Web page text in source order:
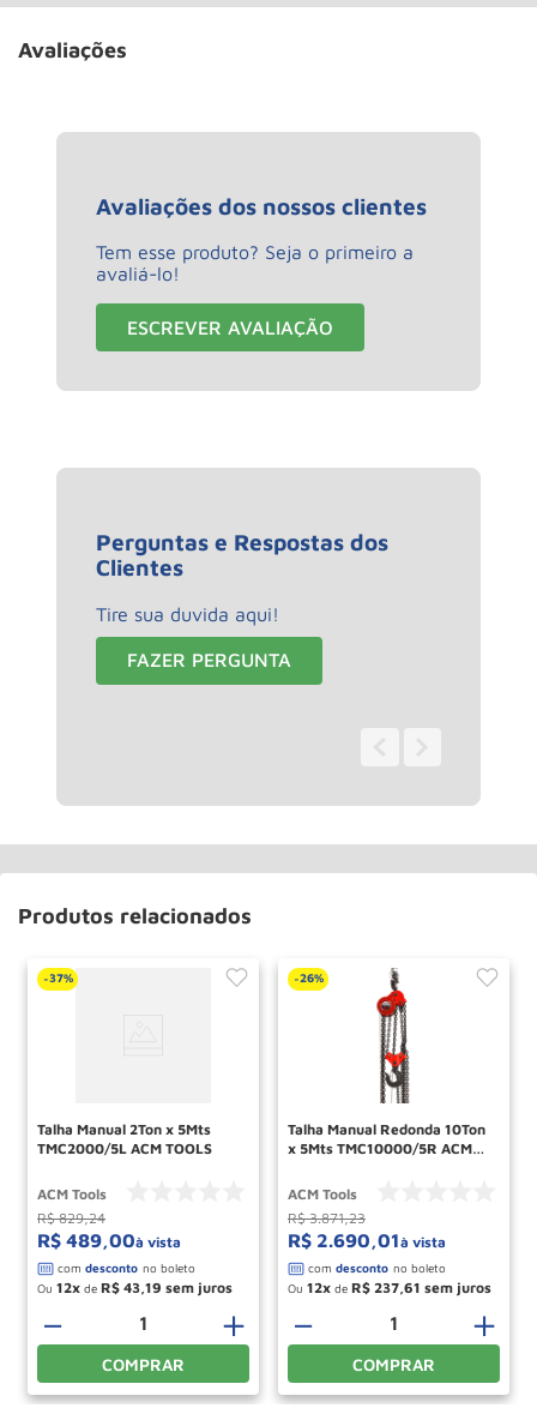
Avaliações
Avaliações dos nossos clientes
Tem esse produto? Seja o primeiro a
avaliá-lo!
ESCREVER AVALIAÇÃO
Perguntas e Respostas dos
Clientes
Tire sua duvida aqui!
FAZER PERGUNTA
Produtos relacionados
-37%
Talha Manual 2Ton x 5Mts
TMC2000/5L ACM TOOLS
ACM Tools
R$ 829,24
R$ 489,00à vista
Ou 12 de R$ 43 19
＋
－
COMPRAR
-26%
Talha Manual Redonda 10Ton
x 5Mts TMC10000/5R ACM
ACM Tools
R$ 3.871,23
R$ 2.690,01à vista
Ou 12 de R$ 237 61
＋
－
COMPRAR